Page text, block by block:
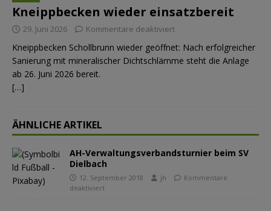
Kneippbecken wieder einsatzbereit
29. Juni 2026 Kommentare deaktiviert
Kneippbecken Schollbrunn wieder geöffnet: Nach erfolgreicher
Sanierung mit mineralischer Dichtschlämme steht die Anlage
ab 26. Juni 2026 bereit.
[…]
ÄHNLICHE ARTIKEL
AH-Verwaltungsverbandsturnier beim SV
Dielbach
12. September 2018 jh
Kommentare
deaktiviert